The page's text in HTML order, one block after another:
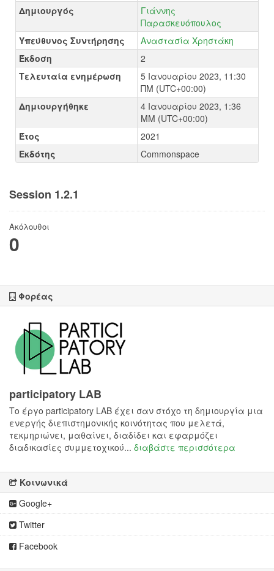
Δημιουργός
Γιάννης
Παρασκευόπουλος
Υπεύθυνος Συντήρησης
Αναστασία Χρηστάκη
Έκδοση
2
Τελευταία ενημέρωση
5 Ιανουαρίου 2023, 11:30
ΠΜ (UTC+00:00)
Δημιουργήθηκε
4 Ιανουαρίου 2023, 1:36
ΜΜ (UTC+00:00)
Έτος
2021
Εκδότης
Commonspace
Session 1.2.1
Ακόλουθοι
0
Φορέας
participatory LAB
Το έργο participatory LAB έχει σαν στόχο τη δημιουργία μια
ενεργής διεπιστημονικής κοινότητας που μελετά,
τεκμηριώνει, μαθαίνει, διαδίδει και εφαρμόζει
διαδικασίες συμμετοχικού... διαβάστε περισσότερα
Κοινωνικά
Google+
Twitter
Facebook